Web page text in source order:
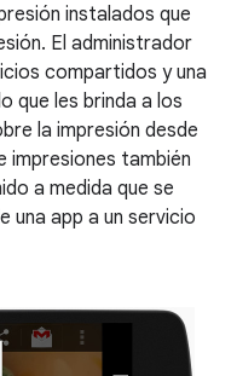
instalados que
El administrador
compartidos y una
que les brinda a los
la impresión desde
impresiones también
a medida que se
una app a un servicio